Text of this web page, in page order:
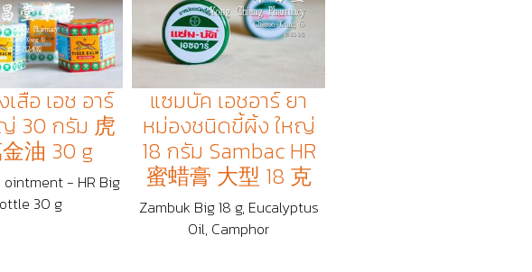
สือ เอช อาร์
30 กรัม 虎
油 30 g
ointment - HR Big
30 g
แซมบัค เอชอาร์ ยา
หม่องชนิดขี้ผิ้ง ใหญ่
18 กรัม Sambac HR
蜜蜡膏 大型 18 克
Zambuk Big 18 g, Eucalyptus
Oil, Camphor